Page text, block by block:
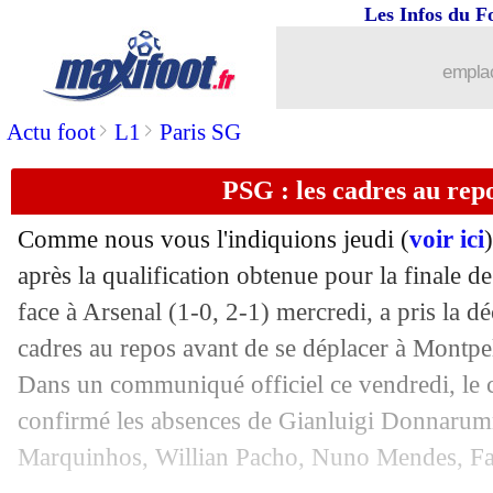
Actu foot> L1 > Paris SG
Les Infos du
PSG : les cadres au
Comme nous vous l'indiquions jeudi (voir ici
après la qualification obtenue pour la finale
face à Arsenal (1-0, 2-1) mercredi, a pris la
cadres au repos avant de se déplacer à
Dans un communiqué officiel ce vendredi, le
confirmé les absences de Gianluigi
Marquinhos, Willian Pacho, Nuno Mendes,
Liverpool : Alexander-Arnold, Slot
09/05 OM: Brassier raconte le style De
09/05 Bayern: Gnabry en doublure de Kane
09/05 PSG: le repos ? Dembélé a dit non !
09/05 : Balerdi raconte l'impact de De
09/05 Bayern: Eberl met la pression à Sané
09/05 PSG: 18 000 places pour la finale de